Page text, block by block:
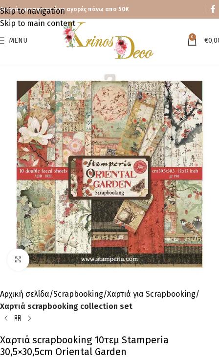
Skip to navigation
Skip to main content
Δωρεάν μεταφορικά με αγορές πάνω απο 50€
MENU 0 €
Click to enlarge
Αρχική σελίδα Scrapbooking Χαρτιά για Scrapbooking
Χαρτιά scrapbooking collection set
Χαρτιά scrapbooking 10τεμ Stamperia
30,5×30,5cm Oriental Garden